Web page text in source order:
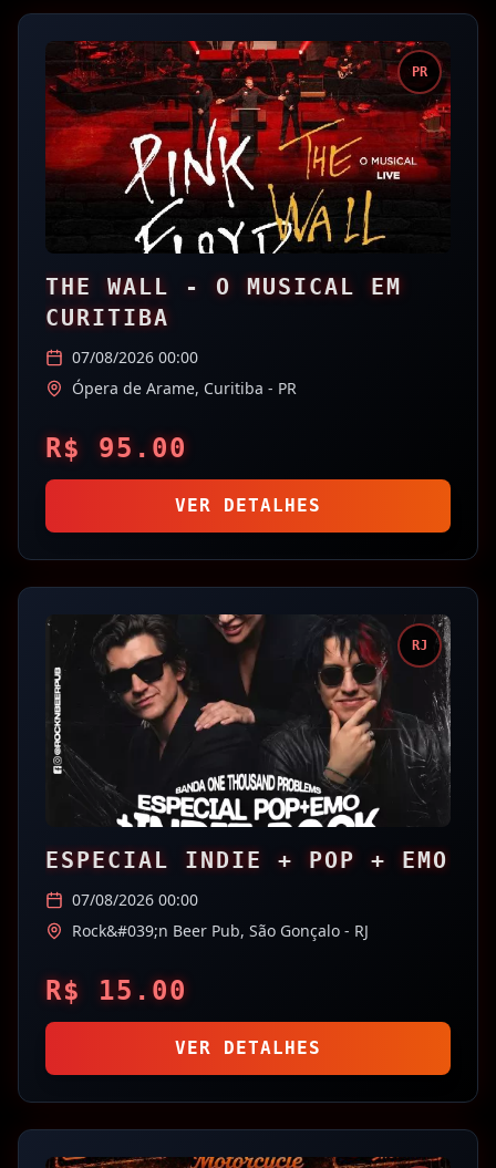
PR
THE WALL - O MUSICAL EM
CURITIBA
07/08/2026 00:00
Ópera de Arame, Curitiba - PR
R$ 95.00
VER DETALHES
RJ
ESPECIAL INDIE + POP + EMO
07/08/2026 00:00
Rock&#039;n Beer Pub, São Gonçalo - RJ
R$ 15.00
VER DETALHES